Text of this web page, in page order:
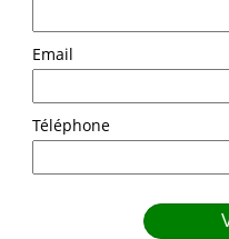
Email
Téléphone